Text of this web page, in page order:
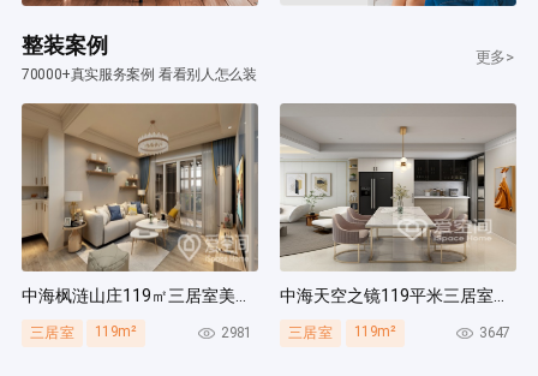
整装案例
70000+真实服务案例 看看别人怎么装
更多>
中海枫涟山庄119㎡三居室美式风装修案例
三居室 119m² 2981
中海天空之镜119平米三居室北欧风装修案例
三居室 119m² 3647